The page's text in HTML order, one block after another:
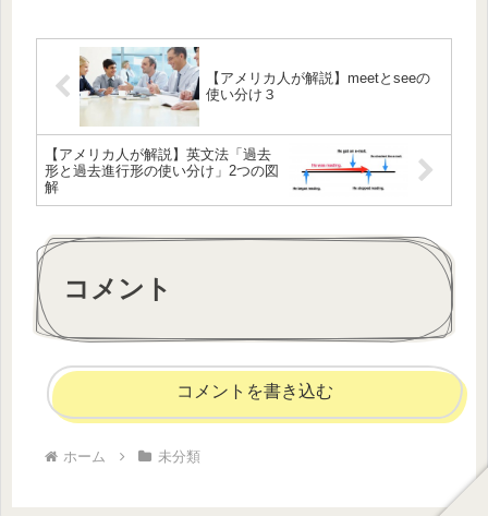
【アメリカ人が解説】meetとseeの
使い分け３
【アメリカ人が解説】英文法「過去
形と過去進行形の使い分け」2つの図
解
コメント
コメントを書き込む
ホーム 未分類